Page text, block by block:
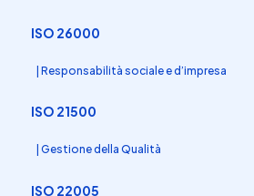
ISO 26000
| Responsabilità sociale e d’impresa
ISO 21500
| Gestione della Qualità
ISO 22005